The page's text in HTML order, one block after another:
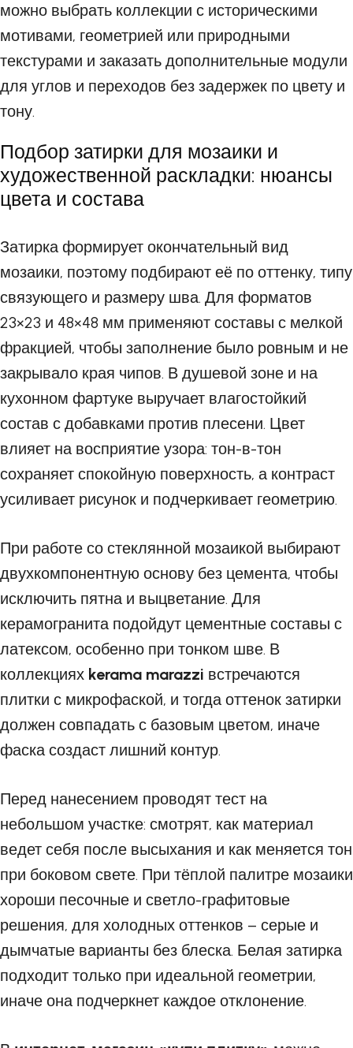
можно выбрать коллекции с историческими
мотивами, геометрией или природными
текстурами и заказать дополнительные модули
для углов и переходов без задержек по цвету и
тону.
Подбор затирки для мозаики и
художественной раскладки: нюансы
цвета и состава
Затирка формирует окончательный вид
мозаики, поэтому подбирают её по оттенку, типу
связующего и размеру шва. Для форматов
23×23 и 48×48 мм применяют составы с мелкой
фракцией, чтобы заполнение было ровным и не
закрывало края чипов. В душевой зоне и на
кухонном фартуке выручает влагостойкий
состав с добавками против плесени. Цвет
влияет на восприятие узора: тон-в-тон
сохраняет спокойную поверхность, а контраст
усиливает рисунок и подчеркивает геометрию.
При работе со стеклянной мозаикой выбирают
двухкомпонентную основу без цемента, чтобы
исключить пятна и выцветание. Для
керамогранита подойдут цементные составы с
латексом, особенно при тонком шве. В
коллекциях kerama marazzi встречаются
плитки с микрофаской, и тогда оттенок затирки
должен совпадать с базовым цветом, иначе
фаска создаст лишний контур.
Перед нанесением проводят тест на
небольшом участке: смотрят, как материал
ведет себя после высыхания и как меняется тон
при боковом свете. При тёплой палитре мозаики
хороши песочные и светло-графитовые
решения, для холодных оттенков – серые и
дымчатые варианты без блеска. Белая затирка
подходит только при идеальной геометрии,
иначе она подчеркнет каждое отклонение.